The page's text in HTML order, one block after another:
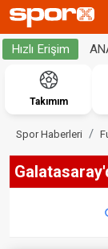
Hızlı Erişim
Takımım
Spor Haberleri